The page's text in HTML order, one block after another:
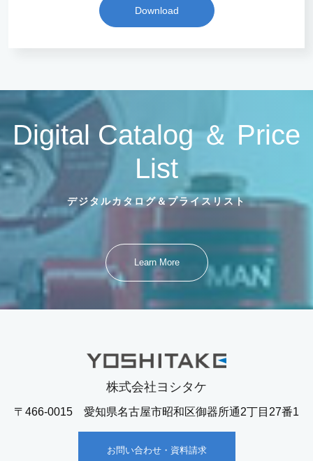
Download
Digital Catalog ＆ Price
List
デジタルカタログ＆プライスリスト
Learn More
株式会社ヨシタケ
〒466-0015 愛知県名古屋市昭和区御器所通2丁目27番1
お問い合わせ・資料請求